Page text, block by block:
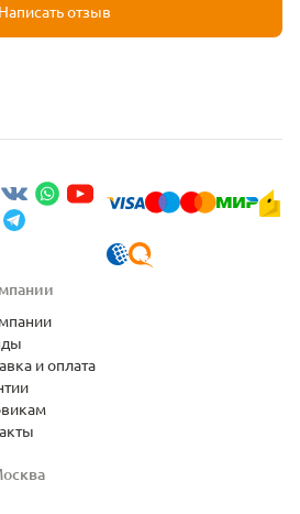
Написать отзыв
и оплата